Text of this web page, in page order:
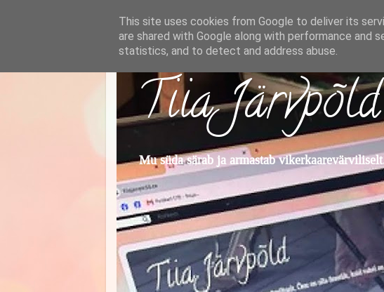
Tiia Järvpõld
Mu süda särab ja armastab
This site uses cookies from Google to deliver its
are shared with Google along with performance and
statistics, and to detect and address abuse.